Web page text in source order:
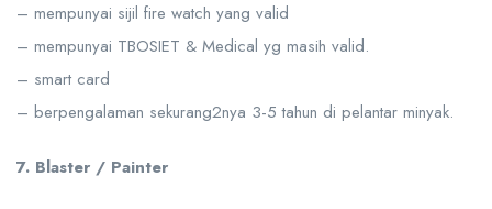
– mempunyai sijil fire watch yang valid
– mempunyai TBOSIET & Medical yg masih valid.
– smart card
– berpengalaman sekurang2nya 3-5 tahun di pelantar minyak.
7. Blaster / Painter